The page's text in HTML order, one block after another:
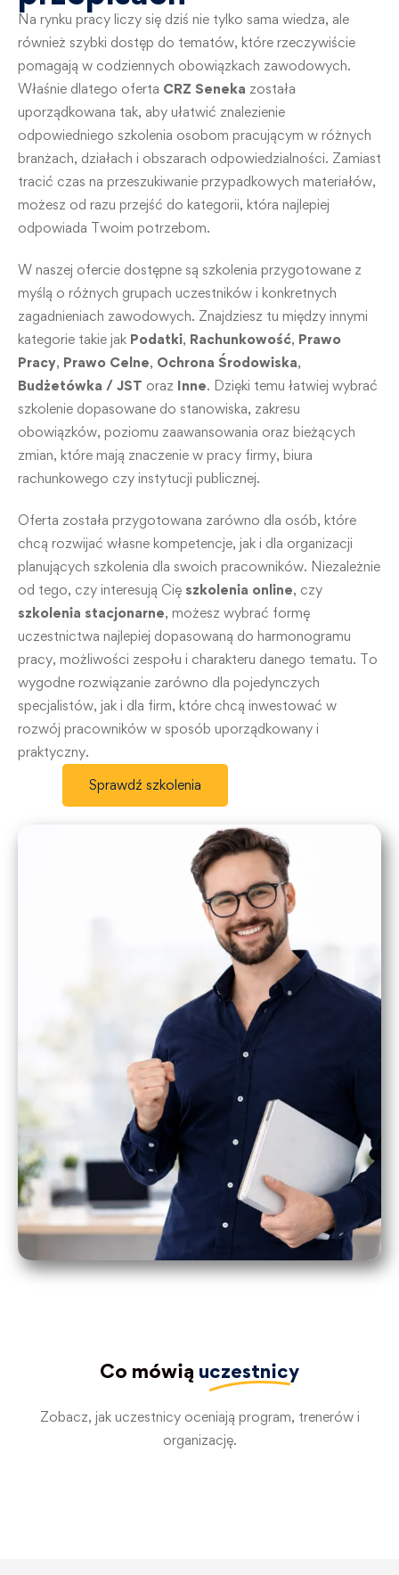
Na rynku pracy liczy się dziś nie tylko sama wiedza, ale
również szybki dostęp do tematów, które rzeczywiście
pomagają w codziennych obowiązkach zawodowych.
Właśnie dlatego oferta CRZ Seneka została
uporządkowana tak, aby ułatwić znalezienie
odpowiedniego szkolenia osobom pracującym w różnych
branżach, działach i obszarach odpowiedzialności. Zamiast
tracić czas na przeszukiwanie przypadkowych materiałów,
możesz od razu przejść do kategorii, która najlepiej
odpowiada Twoim potrzebom.
W naszej ofercie dostępne są szkolenia przygotowane z
myślą o różnych grupach uczestników i konkretnych
zagadnieniach zawodowych. Znajdziesz tu między innymi
kategorie takie jak Podatki, Rachunkowość, Prawo
Pracy, Prawo Celne, Ochrona Środowiska,
Budżetówka / JST oraz Inne. Dzięki temu łatwiej wybrać
szkolenie dopasowane do stanowiska, zakresu
obowiązków, poziomu zaawansowania oraz bieżących
zmian, które mają znaczenie w pracy firmy, biura
rachunkowego czy instytucji publicznej.
Oferta została przygotowana zarówno dla osób, które
chcą rozwijać własne kompetencje, jak i dla organizacji
planujących szkolenia dla swoich pracowników. Niezależnie
od tego, czy interesują Cię szkolenia online, czy
szkolenia stacjonarne, możesz wybrać formę
uczestnictwa najlepiej dopasowaną do harmonogramu
pracy, możliwości zespołu i charakteru danego tematu. To
wygodne rozwiązanie zarówno dla pojedynczych
specjalistów, jak i dla firm, które chcą inwestować w
rozwój pracowników w sposób uporządkowany i
praktyczny.
Sprawdź szkolenia
Co mówią uczestnicy
Zobacz, jak uczestnicy oceniają program, trenerów i
organizację.